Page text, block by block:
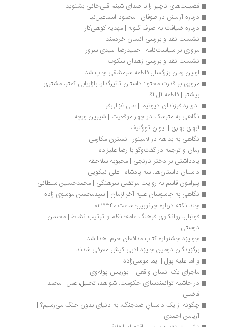
فضیلت‌های ناچیز را با صدای شبنم قلی‌خانی بشنوید
درباره آرامش در طوفان | محمود اسماعیل‌نیا
درباره ضیافت به صرف گلوله | مهدیه کوهی‌کار
نشست نقد و بررسی انسان خردمند
مروری بر سیاست‌نامه | حمیدرضا امیدی سرور
نشست نقد و بررسی زهدان سکوت
اولین رمان بزرگسال فاطمه سرمشقی چاپ شد
مروری بر قدرت محتوا: داستان تاثیرگذار، بازاریابی کمتر، مشتری
بیشتر | فاطمه آل آقا
درباره فرزندان دیوتیما | علی غزالی‌فر
نگاهی به مترسک در چهار موقعیت | شیرین ورچه
آبهای بهاری | ایوان تورگنیف
نگاهی به بداهه در لامینور | نسترن مکارمی
رمان و ترجمه در گفت‌وگو با رضا علیزاده
یادداشتی بر دختر نارنجی | محبوبه سلاجقه
داستان داستان‌ها: سه پادشاه | علی نیکویی
پیرامون قاسم به روایت مرتضی سرهنگی | محمدحسین سلطانی
نگاهی به جاسوسان علیه آخرالزمان | سیدمحسن موسوی زاده
چند نکته درباره چرنوبیل؛ ساعت ۰۱:۲۳:۴۰
فوتبال، روانکاوی فرهنگ عامه؛ نظم و ترتیب نشاط | محسن
جوایزه جشنواره کتاب مدافعان حرم اهدا شد
برگزیدگان دومین جایزه ادبی کیش معرفی شدند
و اما علیه پول | ایما موسی‌زاده
ماجرای یک انسان واقعی  | بوریس پوله‌وی
چگونه از یک داستان‌ِ ضدجنگ، به دنیای بدون جنگ می‌رسیم؟ |
آریامن احمدی